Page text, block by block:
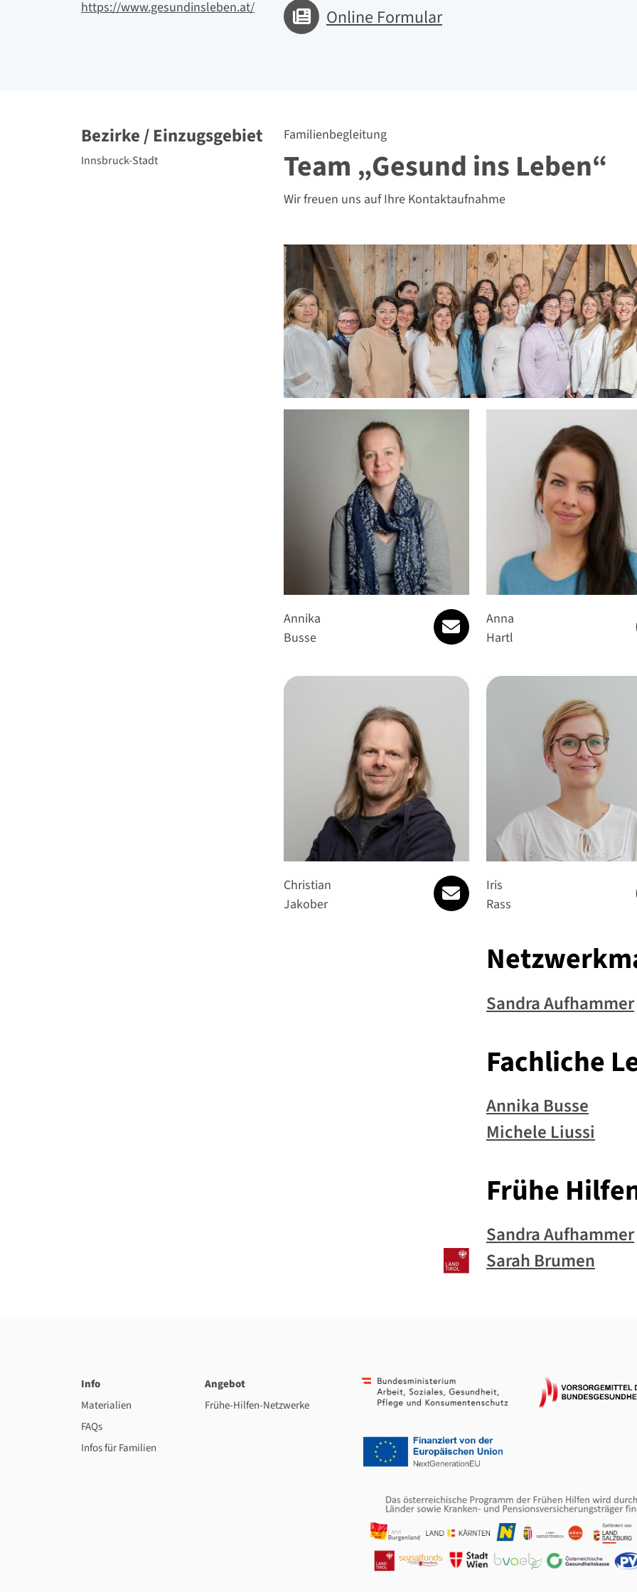
Website
https://www.gesundinsleben.at/
Online Formular
Bezirke / Einzugsgebiet
politische Bezirke
Innsbruck-Stadt
Familienbegleitung
Team „Gesund ins Leben“
Wir freuen uns auf Ihre Kontaktaufnahme
Teambild
Annika
Busse
Anna
Hartl
Christian
Jakober
Iris
Rass
Sandra Aufhammer
Fachliche
Annika Busse
Michele Liussi
Frühe
Sandra Aufhammer
Sarah Brumen
Info
Materialien
FAQs
Infos für Familien
Angebot
Frühe-Hilfen-Netzwerke